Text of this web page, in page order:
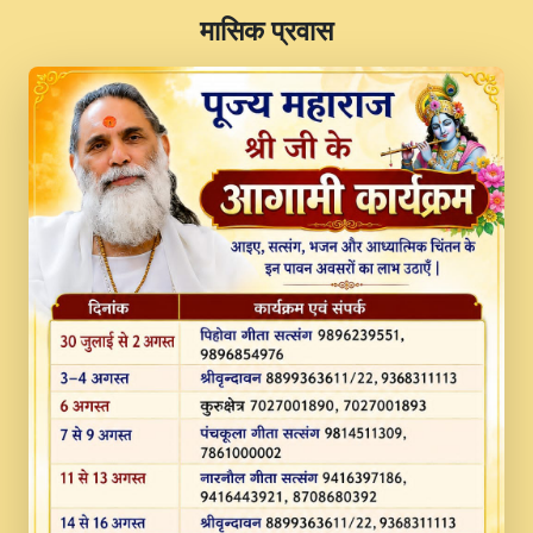
JINU SATGURU AAP BULAVE by Rasik
Pawan ji 20-11-19 Sankirtan At VEER JI
PRABHU KUTEER CHANNEL.mp3
Kina Sohna Tera Bhawan Sajaya Mata
Vaishno Devi Aarti Mata Rani Bhajan By
Lakhwinder Wadali Ji.mp3
MERE MANN VICH KANTH KALER
NEW PUNAJBI DEVOTIONAL SONG 2017
FULL VIDEO HD.mp3
Na To Roop Hai Bindu Ji Maharaj Pad - A
Divine Bhajan by Shri Indresh Ji
#BhaktiPath.mp3
Radha Rani Ki Kirpa Best Devotional
Song By Chitra Vichitra.mp3
​मासिक प्रवास